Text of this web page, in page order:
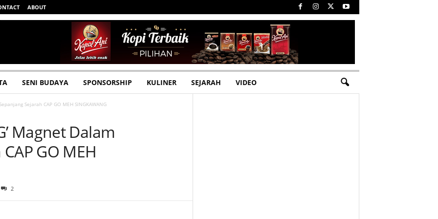
ABOUT
SENI BUDAYA SPONSORSHIP KULINER SEJARAH VIDEO
Sejarah CAP GO MEH SINGKAWANG
Magnet Dalam
GO MEH
2